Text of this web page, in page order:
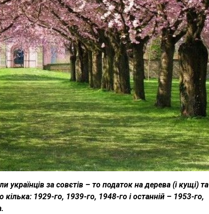
за совєтів – то податок на дерева (і кущі) та
1929-го, 1939-го, 1948-го і останній – 1953-го,